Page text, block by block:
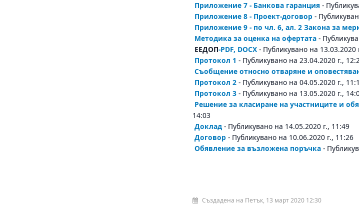
Приложение 7 - Банкова гаранция -
Приложение 8 - Проект-договор -
Приложение 9 - по чл. 6, ал. 2 Закона за
Методика за оценка на офертата -
ЕЕДОП-PDF, DOCX - Публикувано на 13.03.2020
Протокол 1 - Публикувано на 23.04.2020 г.,
Съобщение относно отваряне и
Протокол 2 - Публикувано на 04.05.2020 г.,
Протокол 3 - Публикувано на 13.05.2020 г.,
Решение за класиране на участниците и
14:03
Доклад - Публикувано на 14.05.2020 г., 11:49
Договор - Публикувано на 10.06.2020 г., 11:26
Обявление за възложена поръчка -
Създадена на Петък, 13 март 2020 12:30